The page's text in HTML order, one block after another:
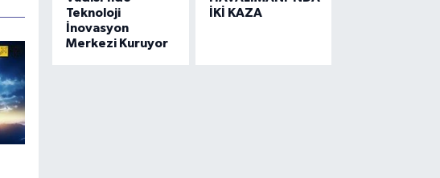
Teknoloji
İnovasyon
Merkezi Kuruyor
İKİ KAZA